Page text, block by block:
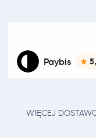
Paybis
WIĘCEJ